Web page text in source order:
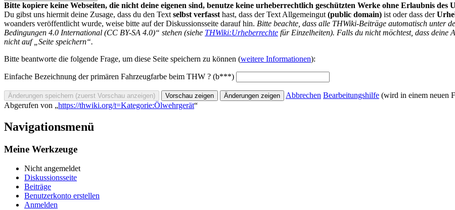
Bitte kopiere keine Webseiten, die nicht deine eigenen sind, benutze keine urheberrechtlich geschützten Werke ohne Erlaubnis des
Du gibst uns hiermit deine Zusage, dass du den Text selbst verfasst hast, dass der Text Allgemeingut (public domain) ist oder dass der
woanders veröffentlicht wurde, weise bitte auf der Diskussionsseite darauf hin. Bitte beachte, dass alle THWiki-Beiträge automatisch unter
Bedingungen 4.0 International (CC BY-SA 4.0)“ stehen (siehe THWiki:Urheberrechte für Einzelheiten). Falls du nicht möchtest, dass
nicht auf „Seite speichern“.
Bitte beantworte die folgende Frage, um diese Seite speichern zu können (weitere Informationen):
Einfache Bezeichnung der primären Fahrzeugfarbe beim THW ? (b***)
Abbrechen Bearbeitungshilfe (wird in einem neuen
Abgerufen von „https://thwiki.org/t=Kategorie:Ölwehrgerät“
Navigationsmenü
Meine Werkzeuge
Nicht angemeldet
Diskussionsseite
Beiträge
Benutzerkonto erstellen
Anmelden